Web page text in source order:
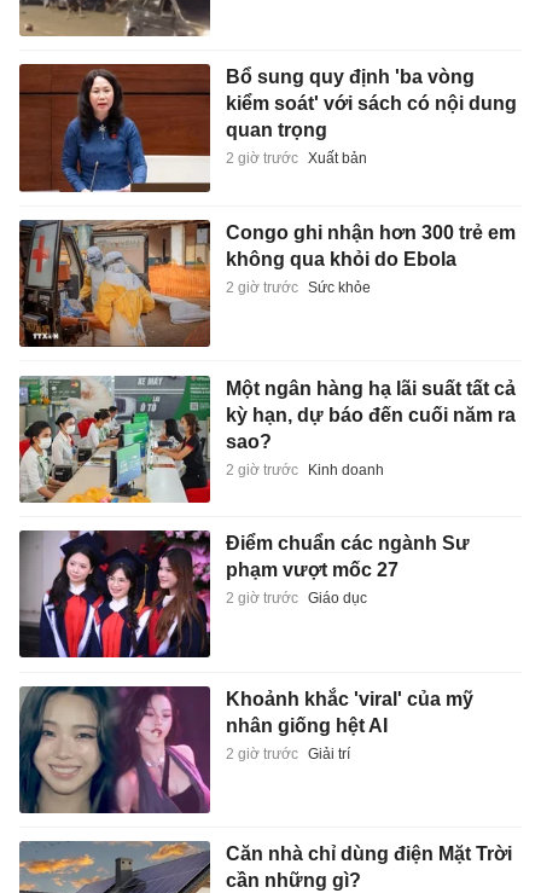
Bổ sung quy định 'ba vòng
kiểm soát' với sách có nội dung
quan trọng
2 giờ trước Xuất bản
Congo ghi nhận hơn 300 trẻ em
không qua khỏi do Ebola
2 giờ trước Sức khỏe
Một ngân hàng hạ lãi suất tất cả
kỳ hạn, dự báo đến cuối năm ra
sao?
2 giờ trước Kinh doanh
Điểm chuẩn các ngành Sư
phạm vượt mốc 27
2 giờ trước Giáo dục
Khoảnh khắc 'viral' của mỹ
nhân giống hệt AI
2 giờ trước Giải trí
Căn nhà chỉ dùng điện Mặt Trời
cần những gì?